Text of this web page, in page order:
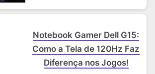
Notebook Gamer Dell G15:
Como a Tela de 120Hz Faz
Diferença nos Jogos!